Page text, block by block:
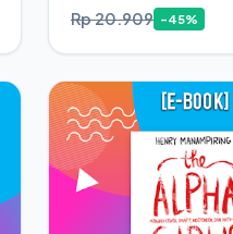
Rp 20.909 -45%